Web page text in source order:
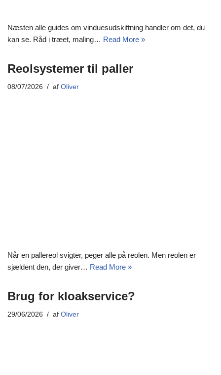
Næsten alle guides om vinduesudskiftning handler om det, du
kan se. Råd i træet, maling… Read More »
Reolsystemer til paller
08/07/2026 af Oliver
Når en pallereol svigter, peger alle på reolen. Men reolen er
sjældent den, der giver… Read More »
Brug for kloakservice?
29/06/2026 af Oliver